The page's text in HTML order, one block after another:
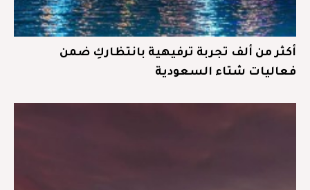
أكثر من ألف تجربة ترفيهية بانتظاركِ ضمن
فعاليات شتاء السعودية